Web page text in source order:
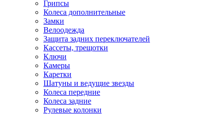
Грипсы
Колеса дополнительные
Замки
Велоодежда
Защита задних переключателей
Кассеты, трещотки
Ключи
Камеры
Каретки
Шатуны и ведущие звезды
Колеса передние
Колеса задние
Рулевые колонки